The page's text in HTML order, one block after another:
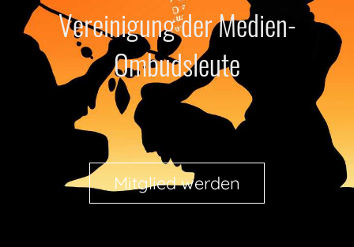
Vereinigung der Medien-
Ombudsleute
Mitglied werden